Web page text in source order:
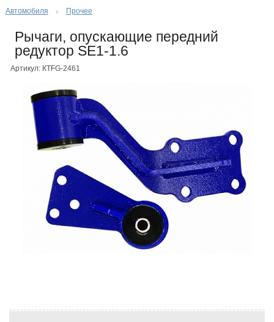
Автомобиля Прочее
Рычаги, опускающие передний
редуктор SE1-1.6
Артикул: КТFG-2461